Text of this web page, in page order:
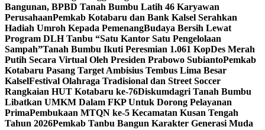
Bangunan, BPBD Tanah Bumbu Latih 46 Karyawan
PerusahaanPemkab Kotabaru dan Bank Kalsel Serahkan
Hadiah Umroh Kepada PemenangBudaya Bersih Lewat
Program DLH Tanbu “Satu Kantor Satu Pengelolaan
Sampah”Tanah Bumbu Ikuti Peresmian 1.061 KopDes Merah
Putih Secara Virtual Oleh Presiden Prabowo SubiantoPemkab
Kotabaru Pasang Target Ambisius Tembus Lima Besar
KalselFestival Olahraga Tradisional dan Street Soccer
Rangkaian HUT Kotabaru ke-76Diskumdagri Tanah Bumbu
Libatkan UMKM Dalam FKP Untuk Dorong Pelayanan
PrimaPembukaan MTQN ke-5 Kecamatan Kusan Tengah
Tahun 2026Pemkab Tanbu Bangun Karakter Generasi Muda